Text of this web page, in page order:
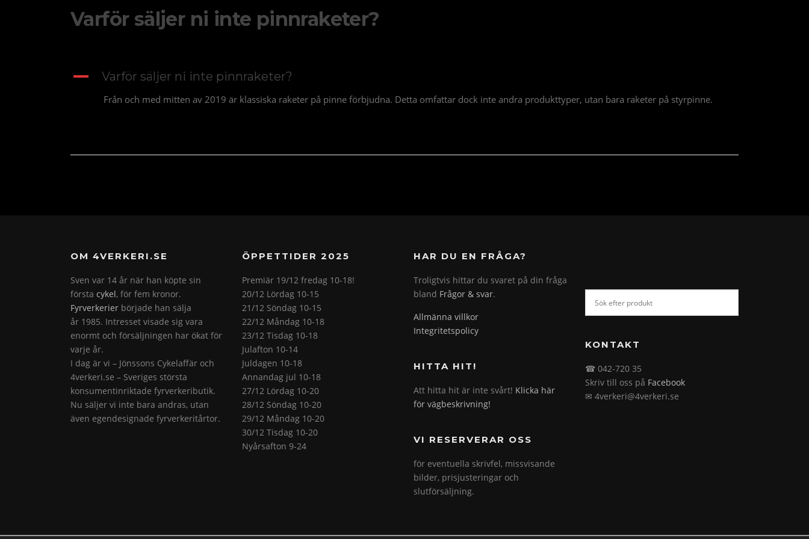
Varför säljer ni inte pinnraketer?
A Varför säljer ni inte pinnraketer?
Från och med mitten av 2019 är klassiska raketer på pinne förbjudna. Detta omfattar dock inte andra produkttyper, utan bara raketer på styrpinne.
OM 4VERKERI.SE
Sven var 14 år när han köpte sin
första cykel, för fem kronor.
Fyrverkerier började han sälja
år 1985. Intresset visade sig vara
enormt och försäljningen har ökat för
varje år.
I dag är vi – Jönssons Cykelaffär och
4verkeri.se – Sveriges största
konsumentinriktade fyrverkeributik.
Nu säljer vi inte bara andras, utan
även egendesignade fyrverkeritårtor.
ÖPPETTIDER 2025
Premiär 19/12 fredag 10-18!
20/12 Lördag 10-15
21/12 Söndag 10-15
22/12 Måndag 10-18
23/12 Tisdag 10-18
Julafton 10-14
Juldagen 10-18
Annandag jul 10-18
27/12 Lördag 10-20
28/12 Söndag 10-20
29/12 Måndag 10-20
30/12 Tisdag 10-20
Nyårsafton 9-24
HAR DU EN FRÅGA?
Troligtvis hittar du svaret på din fråga
bland Frågor & svar.
Allmänna villkor
Integritetspolicy
HITTA HIT!
Att hitta hit är inte svårt! Klicka här
för vägbeskrivning!
VI RESERVERAR OSS
för eventuella skrivfel, missvisande
bilder, prisjusteringar och
slutförsäljning.
KONTAKT
☎ 042-720 35
Skriv till oss på Facebook
✉ 4verkeri@4verkeri.se